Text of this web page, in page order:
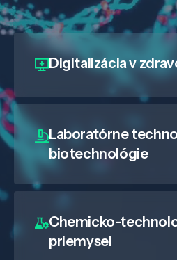
Digitalizáciav
Laboratórne
biotechnológie
Chemicko-
priemysel